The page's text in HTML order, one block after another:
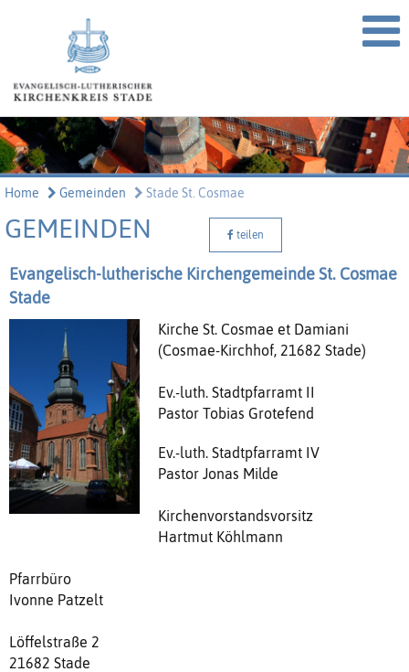
Home Gemeinden Stade St. Cosmae
GEMEINDEN teilen
Evangelisch-lutherische Kirchengemeinde St. Cosmae
Stade
Kirche St. Cosmae et Damiani
(Cosmae-Kirchhof, 21682 Stade)
Ev.-luth. Stadtpfarramt II
Pastor Tobias Grotefend
Ev.-luth. Stadtpfarramt IV
Pastor Jonas Milde
Kirchenvorstandsvorsitz
Hartmut Köhlmann
Pfarrbüro
Ivonne Patzelt
Löffelstraße 2
21682 Stade